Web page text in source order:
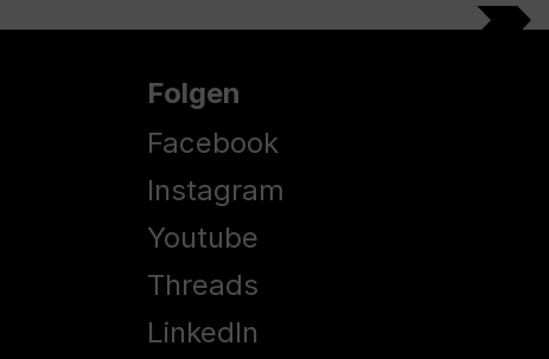
Folgen
Facebook
Instagram
Youtube
Threads
LinkedIn